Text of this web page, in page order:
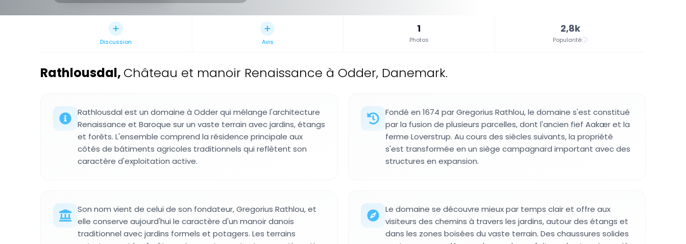
Discussion Avis
1
Photos
2,8k
Popularité
Rathlousdal, Château et manoir Renaissance à Odder, Danemark.
Rathlousdal est un domaine à Odder qui mélange l'architecture
Renaissance et Baroque sur un vaste terrain avec jardins, étangs
et forêts. L'ensemble comprend la résidence principale aux
côtés de bâtiments agricoles traditionnels qui reflètent son
caractère d'exploitation active.
Fondé en 1674 par Gregorius Rathlou, le domaine s'est constitué
par la fusion de plusieurs parcelles, dont l'ancien fief Aakær et la
ferme Loverstrup. Au cours des siècles suivants, la propriété
s'est transformée en un siège campagnard important avec des
structures en expansion.
Son nom vient de celui de son fondateur, Gregorius Rathlou, et
elle conserve aujourd'hui le caractère d'un manoir danois
traditionnel avec jardins formels et potagers. Les terrains
Le domaine se découvre mieux par temps clair et offre aux
visiteurs des chemins à travers les jardins, autour des étangs et
dans les zones boisées du vaste terrain. Des chaussures solides